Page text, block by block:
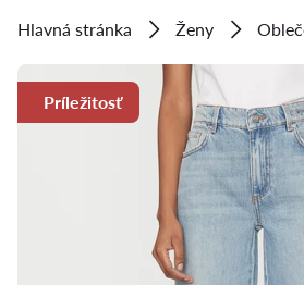
Hlavná stránka Ženy
Príležitosť